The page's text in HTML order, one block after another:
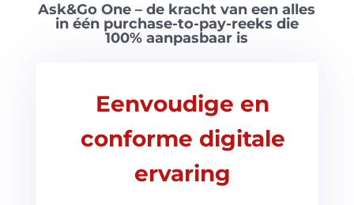
Ask&Go One – de kracht van een alles
in één purchase-to-pay-reeks die
100% aanpasbaar is
Eenvoudige en
conforme digitale
ervaring